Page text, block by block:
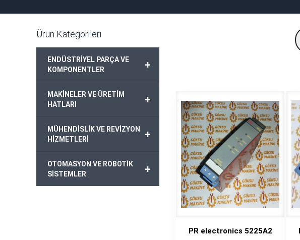
PR electronics 5225A2
Ürün Kategorileri
+
ENDÜSTRİYEL PARÇA VE
KOMPONENTLER
+
MAKİNELER VE ÜRETİM
HATLARI
+
MÜHENDİSLİK VE REVİZYON
HİZMETLERİ
+
OTOMASYON VE ROBOTİK
SİSTEMLER